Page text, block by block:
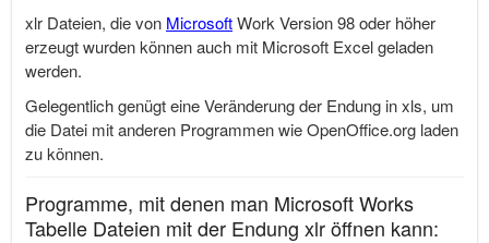
xlr Dateien, die von MicrosoftWork Version 98 oder höher
erzeugt wurden können auch mit Microsoft Excel geladen
werden.
Gelegentlich genügt eine Veränderung der Endung in xls, um
die Datei mit anderen Programmen wieOpenOffice.org laden
zu können.
Programme, mit denen man Microsoft Works
Tabelle Dateien mit der Endung xlr öffnen kann: